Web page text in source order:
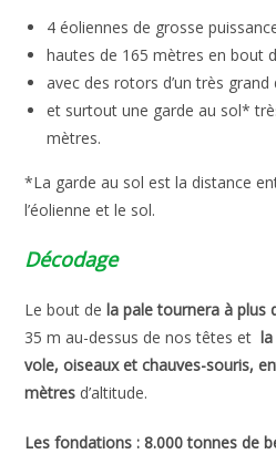
4 éoliennes de grosse
hautes de 165 mètres en bout
avec des rotors d’un très
et surtout une garde au sol*
mètres.
*La garde au sol est la distance
l’éolienne et le sol.
Décodage
Le bout dela pale tournera à plus
35 m au-dessus de nos têtes et
vole, oiseaux et chauves-souris,
mètres d’altitude.
Les fondations : 8.000 tonnes de